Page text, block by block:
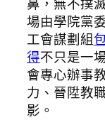
場由學院黨
工會謀劃組
得不只是一
會專心辦事
力、晉陞教
影。